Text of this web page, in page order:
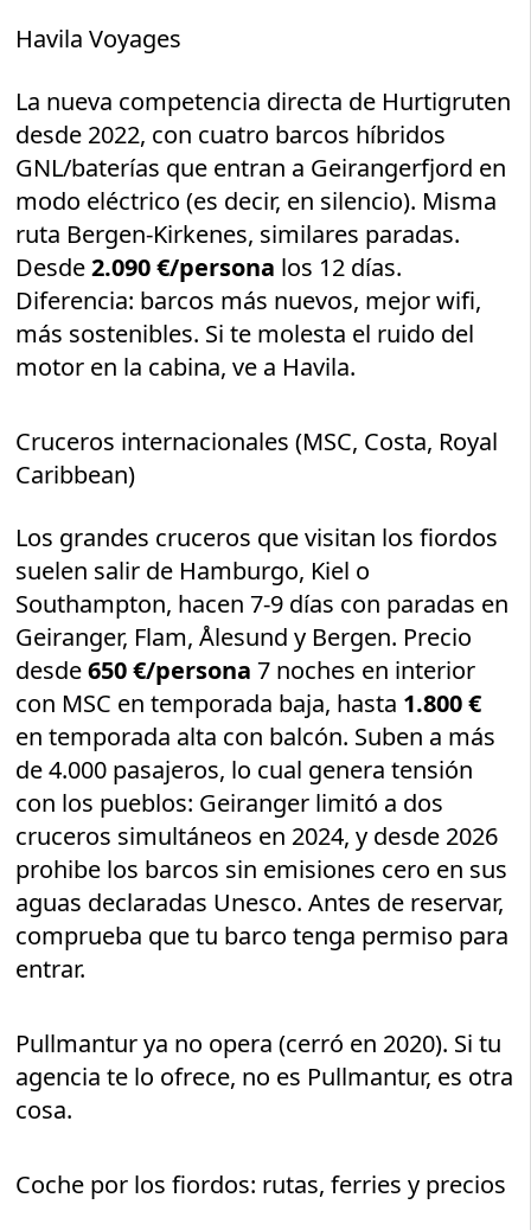
Havila Voyages
La nueva competencia directa de Hurtigruten
desde 2022, con cuatro barcos híbridos
GNL/baterías que entran a Geirangerfjord en
modo eléctrico (es decir, en silencio). Misma
ruta Bergen-Kirkenes, similares paradas.
Desde2.090 €/persona los 12 días.
Diferencia: barcos más nuevos, mejor wifi,
más sostenibles. Si te molesta el ruido del
motor en la cabina, ve a Havila.
Cruceros internacionales (MSC, Costa, Royal
Caribbean)
Los grandes cruceros que visitan los fiordos
suelen salir de Hamburgo, Kiel o
Southampton, hacen 7-9 días con paradas en
Geiranger, Flam, Ålesund y Bergen. Precio
desde650 €/persona 7 noches en interior
con MSC en temporada baja, hasta 1.800 €
en temporada alta con balcón. Suben a más
de 4.000 pasajeros, lo cual genera tensión
con los pueblos: Geiranger limitó a dos
cruceros simultáneos en 2024, y desde 2026
prohibe los barcos sin emisiones cero en sus
aguas declaradas Unesco. Antes de reservar,
comprueba que tu barco tenga permiso para
entrar.
Pullmantur ya no opera (cerró en 2020). Si tu
agencia te lo ofrece, no es Pullmantur, es otra
cosa.
Coche por los fiordos: rutas, ferries y precios